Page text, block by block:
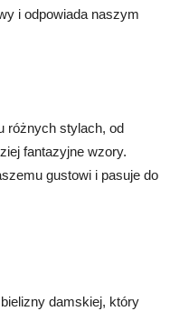
i odpowiada naszym
różnych stylach, od
fantazyjne wzory.
gustowi i pasuje do
damskiej, który